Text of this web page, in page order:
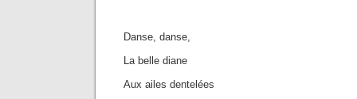
Danse, danse,
La belle diane
Aux ailes dentelées